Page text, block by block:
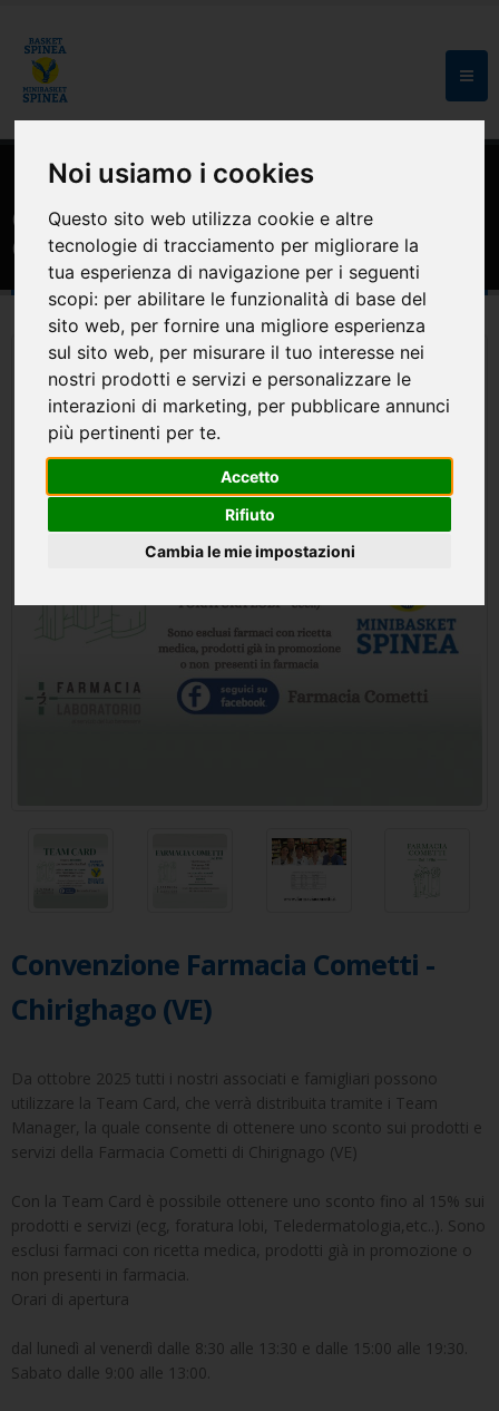
Noi usiamo i cookies
Questo sito web utilizza cookie e altre
tecnologie di tracciamento per migliorare la
tua esperienza di navigazione per i seguenti
scopi: per abilitare le funzionalità di base del
sito web, per fornire una migliore esperienza
sul sito web, per misurare il tuo interesse nei
nostri prodotti e servizi e personalizzare le
interazioni di marketing, per pubblicare annunci
più pertinenti per te.
Accetto
Rifiuto
Cambia le mie impostazioni
HOME MODULISTICA E CONVENZIONI
Convenzione Farmacia Cometti
Chirighago (VE)
Convenzione Farmacia Cometti -
Chirighago (VE)
Da ottobre 2025 tutti i nostri associati e famigliari possono
utilizzare la Team Card, che verrà distribuita tramite i Team
Manager, la quale consente di ottenere uno sconto sui prodotti e
servizi della Farmacia Cometti di Chirignago (VE)
Con la Team Card è possibile ottenere uno sconto fino al 15% sui
prodotti e servizi (ecg, foratura lobi, Teledermatologia,etc..). Sono
esclusi farmaci con ricetta medica, prodotti già in promozione o
non presenti in farmacia.
Orari di apertura
dal lunedì al venerdì dalle 8:30 alle 13:30 e dalle 15:00 alle 19:30.
Sabato dalle 9:00 alle 13:00.